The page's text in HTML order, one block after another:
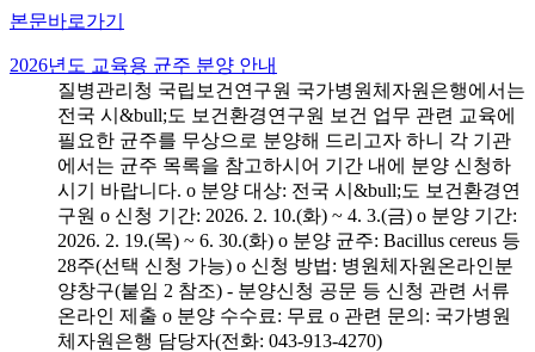
본문바로가기
2026년도 교육용 균주 분양 안내
질병관리청 국립보건연구원 국가병원체자원은행에서는
전국 시&bull;도 보건환경연구원 보건 업무 관련 교육에
필요한 균주를 무상으로 분양해 드리고자 하니 각 기관
에서는 균주 목록을 참고하시어 기간 내에 분양 신청하
시기 바랍니다. o 분양 대상: 전국 시&bull;도 보건환경연
구원 o 신청 기간: 2026. 2. 10.(화) ~ 4. 3.(금) o 분양 기간:
2026. 2. 19.(목) ~ 6. 30.(화) o 분양 균주: Bacillus cereus 등
28주(선택 신청 가능) o 신청 방법: 병원체자원온라인분
양창구(붙임 2 참조) - 분양신청 공문 등 신청 관련 서류
온라인 제출 o 분양 수수료: 무료 o 관련 문의: 국가병원
체자원은행 담당자(전화: 043-913-4270)